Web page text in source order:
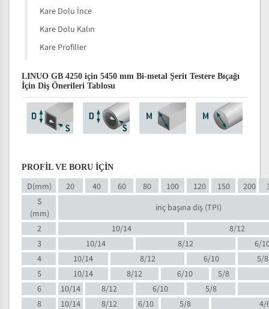
Kare Dolu İnce
Kare Dolu Kalın
Kare Profiller
LINUO GB 4250 için 5450 mm Bi-metal Şerit Testere Bıçağı
İçin Diş Önerileri Tablosu
PROFİL VE BORU İÇİN
D(mm) 20 40 60 80 100 120 150 200
S
(mm)
inç başına diş (TPI)
2
10/14
8/12
3
10/14 8/12
6/
4
10/14 8/12 6/10
5/8
5
10/14 8/12 6/10
5/8
6
10/14 8/12 6/10
5/8
8
10/14 8/12 6/10 5/8
4/